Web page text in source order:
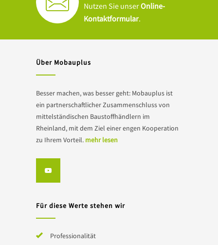
Nutzen Sie unserOnline-
Kontaktformular.
Über Mobauplus
Besser machen, was besser geht: Mobauplus ist
ein partnerschaftlicher Zusammenschluss von
mittelständischen Baustoffhändlern im
Rheinland, mit dem Ziel einer engen Kooperation
zu Ihrem Vorteil. mehr lesen
Für diese Werte stehen wir
Professionalität